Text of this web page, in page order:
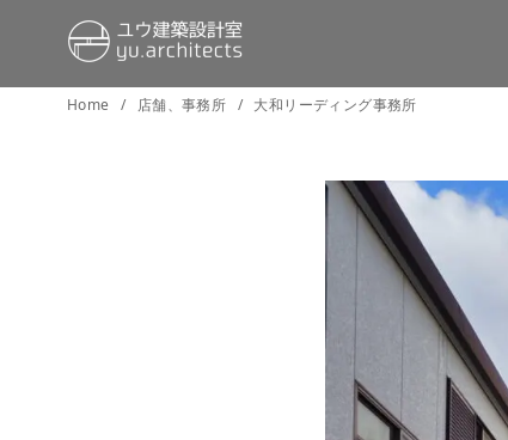
Home 店舗、事務所 大和リーディング事務所